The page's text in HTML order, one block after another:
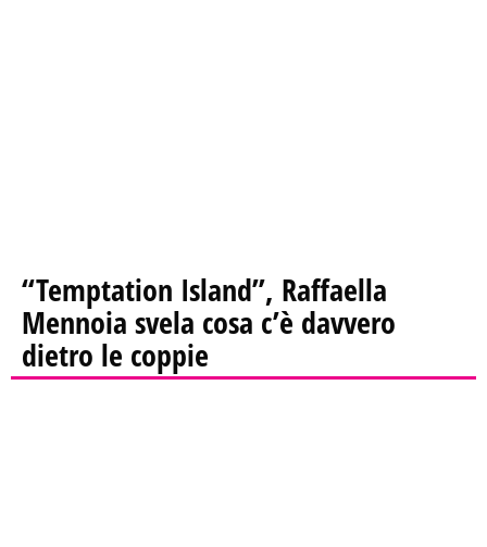
“Temptation Island”, Raffaella
Mennoia svela cosa c’è davvero
dietro le coppie